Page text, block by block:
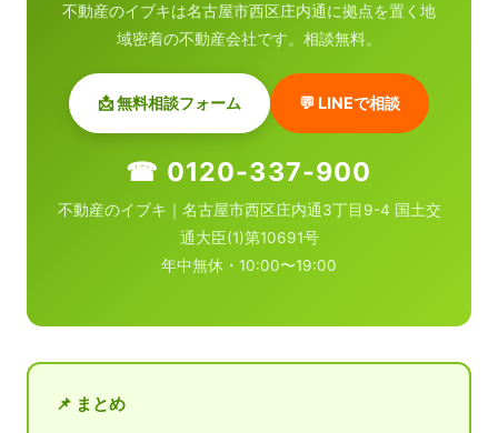
不動産のイブキは名古屋市西区庄内通に拠点を置く地
域密着の不動産会社です。相談無料。
📩 無料相談フォーム 💬 LINEで相談
☎ 0120-337-900
不動産のイブキ｜名古屋市西区庄内通3丁目9-4 国土交
通大臣(1)第10691号
年中無休・10:00〜19:00
📌 まとめ